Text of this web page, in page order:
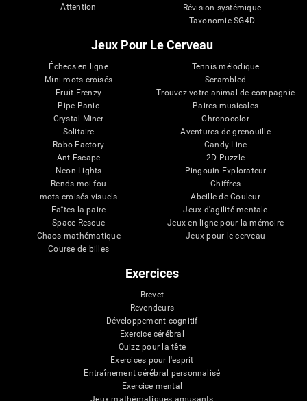
Attention
Révision systémique
Taxonomie SG4D
Jeux Pour Le Cerveau
Échecs en ligne
Mini-mots croisés
Fruit Frenzy
Pipe Panic
Crystal Miner
Solitaire
Robo Factory
Ant Escape
Neon Lights
Rends moi fou
mots croisés visuels
Faîtes la paire
Space Rescue
Chaos mathématique
Course de billes
Tennis mélodique
Scrambled
Trouvez votre animal de compagnie
Paires musicales
Chronocolor
Aventures de grenouille
Candy Line
2D Puzzle
Pingouin Explorateur
Chiffres
Abeille de Couleur
Jeux d'agilité mentale
Jeux en ligne pour la mémoire
Jeux pour le cerveau
Exercices
Brevet
Revendeurs
Développement cognitif
Exercice cérébral
Quizz pour la tête
Exercices pour l'esprit
Entraînement cérébral personnalisé
Exercice mental
Jeux mathématiques amusants